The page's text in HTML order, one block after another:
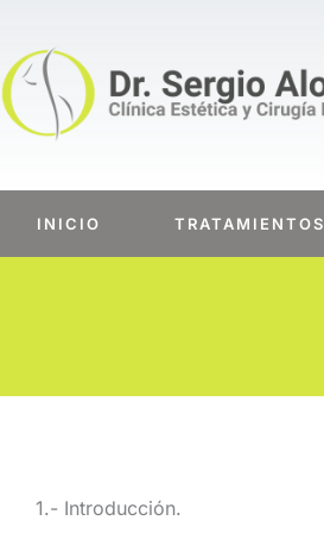
contenido
INICIO TRATAMIENTOS
1.- Introducción.